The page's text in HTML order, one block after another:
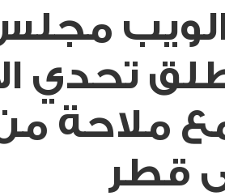
تحدي
ملاحة من
قطر